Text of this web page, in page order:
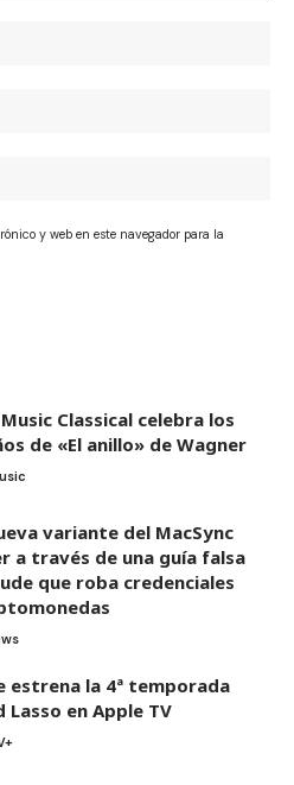
y web en este navegador para la
Classical celebra los
de «El anillo» de Wagner
variante del MacSync
a través de una guía falsa
que roba credenciales
estrena la 4ª temporada
Lasso en Apple TV